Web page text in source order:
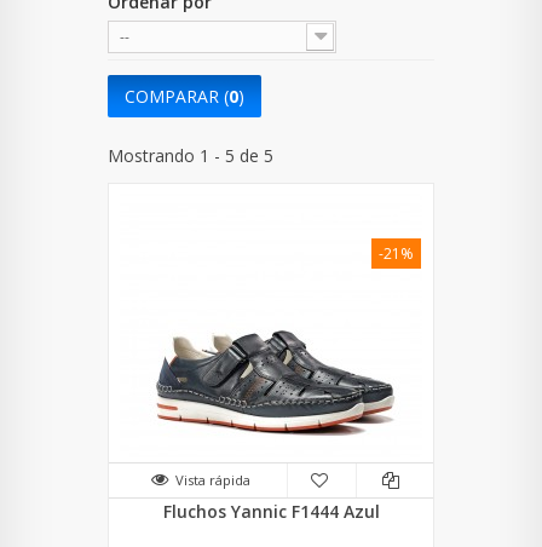
--
COMPARAR (0)
Mostrando 1 - 5 de 5
Vista rápida
Fluchos Yannic F1444 Azul
-21%